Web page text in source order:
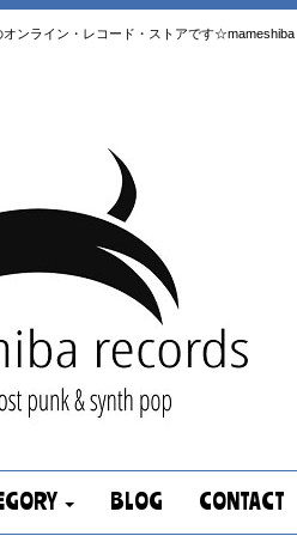
ンライン・レコード・ストアです
BLOG CONTACT